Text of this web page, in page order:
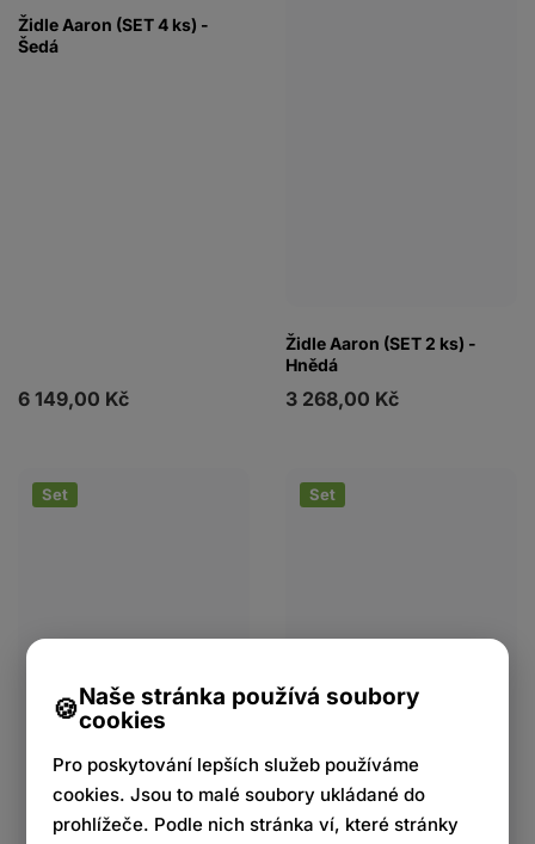
Naše stránka používá soubory
cookies
Pro poskytování lepších služeb používáme
cookies. Jsou to malé soubory ukládané do
prohlížeče. Podle nich stránka ví, které stránky
Židle Aaron (SET 4 ks) -
Šedá
6 149,00 Kč
Židle Aaron (SET 2 ks) -
Hnědá
3 268,00 Kč
Set Set